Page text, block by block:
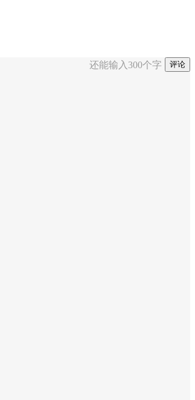
还能输入 300个字